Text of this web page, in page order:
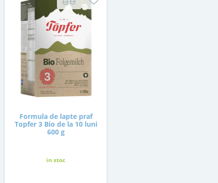
Formula de lapte praf
Topfer 3 Bio de la 10 luni
600 g
in stoc